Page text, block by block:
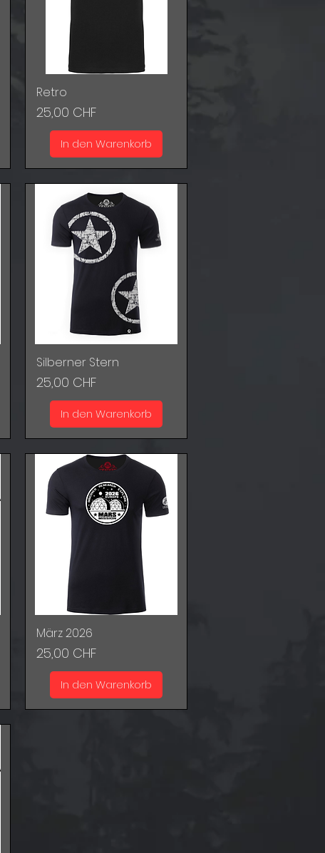
Retro
Preis
25,00 CHF
In den Warenkorb
Schnellansicht
Silberner Stern
Preis
25,00 CHF
In den Warenkorb
Schnellansicht
März 2026
Preis
25,00 CHF
In den Warenkorb